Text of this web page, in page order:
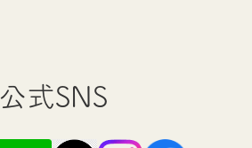
公式SNS